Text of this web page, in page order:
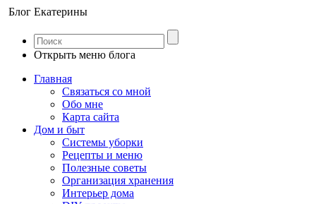
Блог Екатерины
Открыть меню блога
Главная
Связаться со мной
Обо мне
Карта сайта
Дом и быт
Системы уборки
Рецепты и меню
Полезные советы
Организация хранения
Интерьер дома